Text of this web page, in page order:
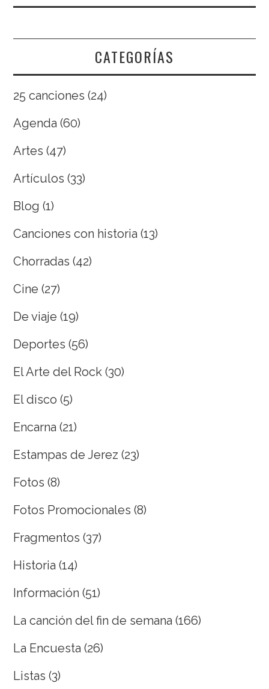
CATEGORÍAS
25 canciones (24)
Agenda (60)
Artes (47)
Artículos (33)
Blog (1)
Canciones con historia (13)
Chorradas (42)
Cine (27)
De viaje (19)
Deportes (56)
El Arte del Rock (30)
El disco (5)
Encarna (21)
Estampas de Jerez (23)
Fotos (8)
Fotos Promocionales (8)
Fragmentos (37)
Historia (14)
Información (51)
La canción del fin de semana (166)
La Encuesta (26)
Listas (3)